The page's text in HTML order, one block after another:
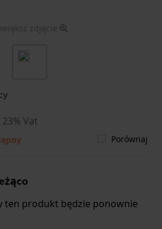
zdjęcie
Vat
Porównaj
ten produkt będzie ponownie